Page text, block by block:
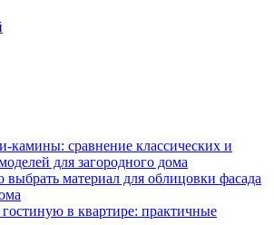
камины: сравнение классических и
для загородного дома
выбрать материал для облицовки фасада
в квартире: практичные